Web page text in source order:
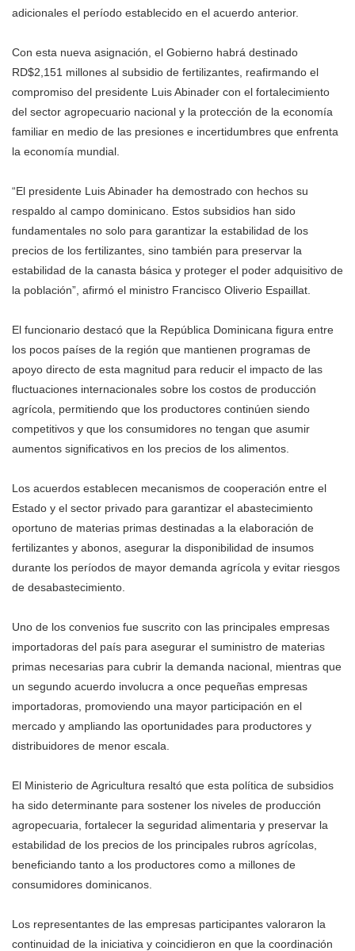
adicionales el período establecido en el acuerdo anterior.
Con esta nueva asignación, el Gobierno habrá destinado
RD$2,151 millones al subsidio de fertilizantes, reafirmando el
compromiso del presidente Luis Abinader con el fortalecimiento
del sector agropecuario nacional y la protección de la economía
familiar en medio de las presiones e incertidumbres que enfrenta
la economía mundial.
“El presidente Luis Abinader ha demostrado con hechos su
respaldo al campo dominicano. Estos subsidios han sido
fundamentales no solo para garantizar la estabilidad de los
precios de los fertilizantes, sino también para preservar la
estabilidad de la canasta básica y proteger el poder adquisitivo de
la población”, afirmó el ministro Francisco Oliverio Espaillat.
El funcionario destacó que la República Dominicana figura entre
los pocos países de la región que mantienen programas de
apoyo directo de esta magnitud para reducir el impacto de las
fluctuaciones internacionales sobre los costos de producción
agrícola, permitiendo que los productores continúen siendo
competitivos y que los consumidores no tengan que asumir
aumentos significativos en los precios de los alimentos.
Los acuerdos establecen mecanismos de cooperación entre el
Estado y el sector privado para garantizar el abastecimiento
oportuno de materias primas destinadas a la elaboración de
fertilizantes y abonos, asegurar la disponibilidad de insumos
durante los períodos de mayor demanda agrícola y evitar riesgos
de desabastecimiento.
Uno de los convenios fue suscrito con las principales empresas
importadoras del país para asegurar el suministro de materias
primas necesarias para cubrir la demanda nacional, mientras que
un segundo acuerdo involucra a once pequeñas empresas
importadoras, promoviendo una mayor participación en el
mercado y ampliando las oportunidades para productores y
distribuidores de menor escala.
El Ministerio de Agricultura resaltó que esta política de subsidios
ha sido determinante para sostener los niveles de producción
agropecuaria, fortalecer la seguridad alimentaria y preservar la
estabilidad de los precios de los principales rubros agrícolas,
beneficiando tanto a los productores como a millones de
consumidores dominicanos.
Los representantes de las empresas participantes valoraron la
continuidad de la iniciativa y coincidieron en que la coordinación